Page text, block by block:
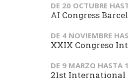
DE 20 OCTUBRE
AI Congress
DE 4 NOVIEMBRE
XXIX Congreso
DE 9 MARZO HASTA
21st International